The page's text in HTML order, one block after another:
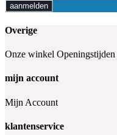
aanmelden
Overige
Onze winkel Openingstijden
mijn account
Mijn Account
klantenservice